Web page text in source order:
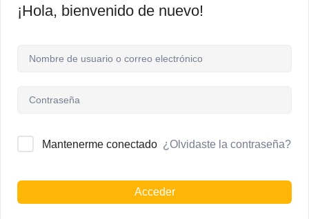
¡Hola, bienvenido de nuevo!
Mantenerme conectado ¿Olvidaste la contraseña?
Acceder